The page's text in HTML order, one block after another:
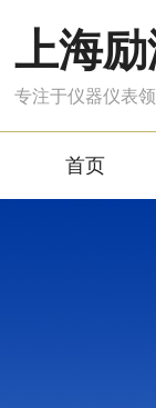
上海
专注于仪器仪表
首页